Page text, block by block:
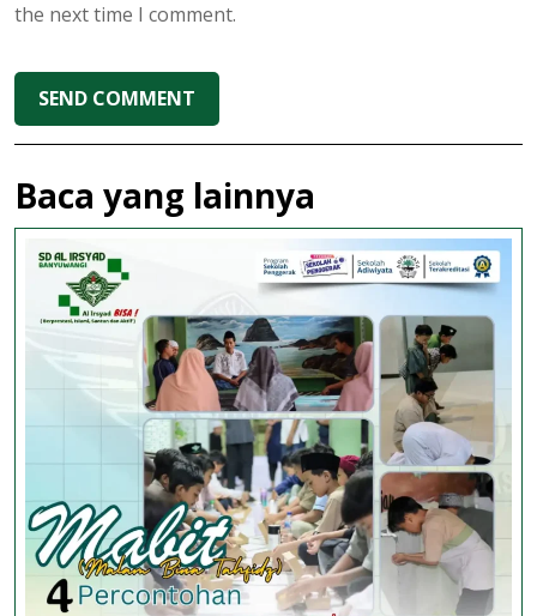
the next time I comment.
Baca yang lainnya